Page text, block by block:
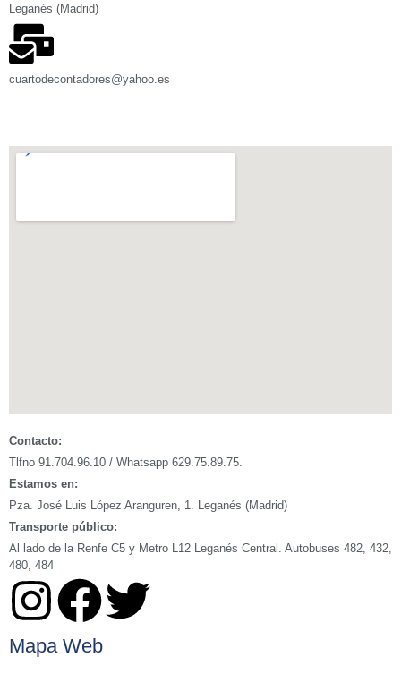
Leganés (Madrid)
cuartodecontadores@yahoo.es
Contacto:
Tlfno 91.704.96.10 / Whatsapp 629.75.89.75.
Estamos en:
Pza. José Luis López Aranguren, 1. Leganés (Madrid)
Transporte público:
Al lado de la Renfe C5 y Metro L12 Leganés Central. Autobuses 482, 432,
480, 484
Mapa Web